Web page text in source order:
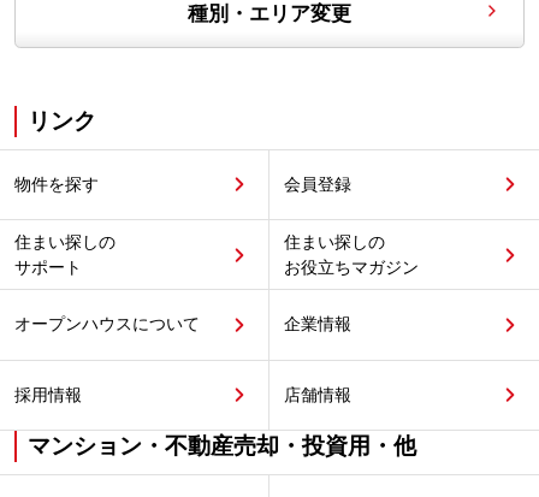
種別・エリア変更
リンク
物件を探す 会員登録
住まい探しの
サポート
住まい探しの
お役立ちマガジン
オープンハウスについて 企業情報
採用情報 店舗情報
マンション・不動産売却・投資用・他